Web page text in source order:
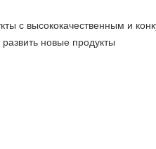
с высококачественным и
новые продукты